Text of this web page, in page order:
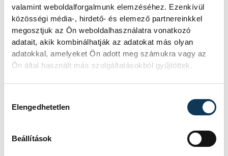
valamint weboldalforgalmunk elemzéséhez. Ezenkívül
közösségi média-, hirdető- és elemező partnereinkkel
megosztjuk az Ön weboldalhasználatra vonatkozó
adatait, akik kombinálhatják az adatokat más olyan
adatokkal, amelyeket Ön adott meg számukra vagy az
Ön által használt más szolgáltatásokból gyűjtöttek.
Elengedhetetlen
Beállítások
Veszprémben jelenleg öt helyen lehet a
templomnál, a História kertben, az
Intersport üzletnél, a Tourinform irodában